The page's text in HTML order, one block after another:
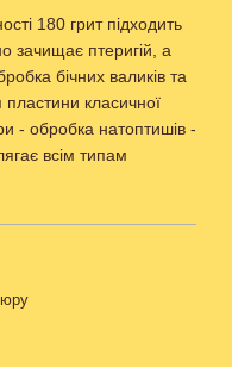
180 грит підходить
зачищає птеригій, а
бічних валиків та
пластини класичної
- обробка натоптишів -
всім типам